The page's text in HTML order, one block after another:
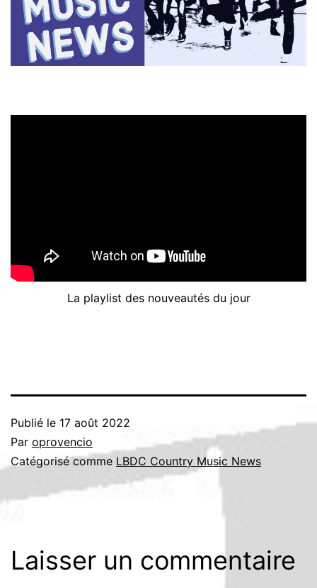
La playlist des nouveautés du jour
Publié le 17 août 2022
Par oprovencio
Catégorisé comme LBDC Country Music News
Laisser un commentaire